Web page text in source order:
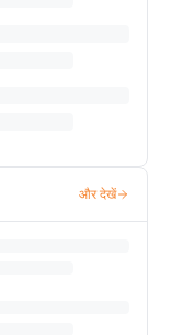
और देखें